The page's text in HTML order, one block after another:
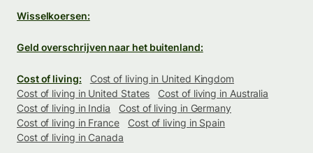
Wisselkoersen:
Geld overschrijven naar het buitenland:
Cost of living:
Cost of living in United Kingdom
Cost of living in United States
Cost of living in Australia
Cost of living in India
Cost of living in Germany
Cost of living in France
Cost of living in Spain
Cost of living in Canada